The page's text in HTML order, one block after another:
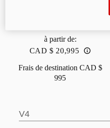
à partir de:
CAD $ 20,995
Frais de destination CAD $
995
V4